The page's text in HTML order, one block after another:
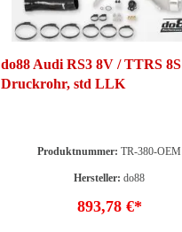
do88 Audi RS3 8V / TTRS 8S
Druckrohr, std LLK
Produktnummer:TR-380-OEM
Hersteller:do88
893,78 €*